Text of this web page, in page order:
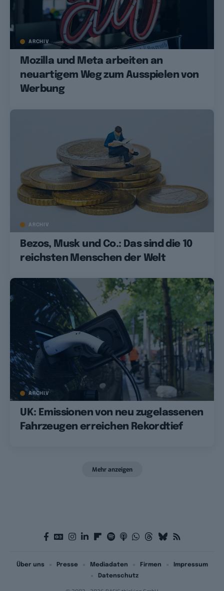
ARCHIV
Mozilla und Meta arbeiten an
neuartigem Weg zum Ausspielen von
Werbung
ARCHIV
Bezos, Musk und Co.: Das sind die 10
reichsten Menschen der Welt
ARCHIV
UK: Emissionen von neu zugelassenen
Fahrzeugen erreichen Rekordtief
Mehr anzeigen
Über uns Presse Mediadaten Firmen
Impressum
Datenschutz